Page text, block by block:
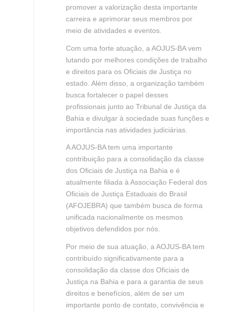
promover a valorização desta importante
carreira e aprimorar seus membros por
meio de atividades e eventos.
Com uma forte atuação, a AOJUS-BA vem
lutando por melhores condições de trabalho
e direitos para os Oficiais de Justiça no
estado. Além disso, a organização também
busca fortalecer o papel desses
profissionais junto ao Tribunal de Justiça da
Bahia e divulgar à sociedade suas funções e
importância nas atividades judiciárias.
A AOJUS-BA tem uma importante
contribuição para a consolidação da classe
dos Oficiais de Justiça na Bahia e é
atualmente filiada à Associação Federal dos
Oficiais de Justiça Estaduais do Brasil
(AFOJEBRA) que também busca de forma
unificada nacionalmente os mesmos
objetivos defendidos por nós.
Por meio de sua atuação, a AOJUS-BA tem
contribuído significativamente para a
consolidação da classe dos Oficiais de
Justiça na Bahia e para a garantia de seus
direitos e benefícios, além de ser um
importante ponto de contato, convivência e